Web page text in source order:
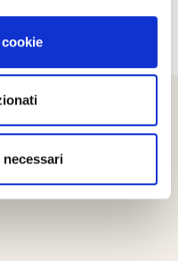
necessari